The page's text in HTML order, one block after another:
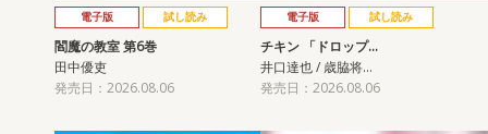
電子版 試し読み
閻魔の教室 第6巻
田中優吏
発売日：2026.08.06
電子版 試し読み
チキン 「ドロップ…
井口達也 / 歳脇将…
発売日：2026.08.06